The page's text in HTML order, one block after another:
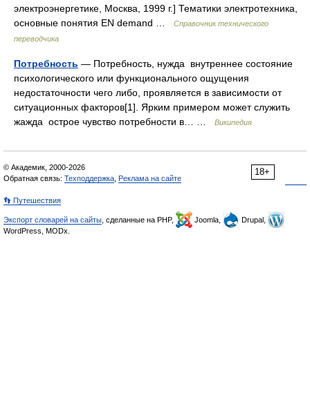
электроэнергетике, Москва, 1999 г.] Тематики электротехника,
основные понятия EN demand …
Справочник технического
переводчика
Потребность — Потребность, нужда внутреннее состояние
психологического или функционального ощущения
недостаточности чего либо, проявляется в зависимости от
ситуационных факторов[1]. Ярким примером может служить
жажда острое чувство потребности в… …
Википедия
18+
© Академик, 2000-2026
Обратная связь: Техподдержка Реклама на сайте
👣 Путешествия
Экспорт словарей на сайты , сделанные на PHP, Joomla,
Drupal,
WordPress, MODx.